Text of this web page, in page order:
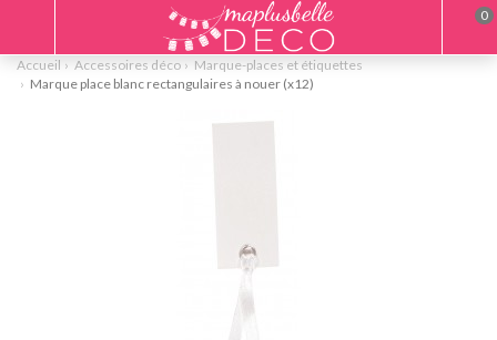
Accueil Accessoires déco
Marque-places et étiquettes
Marque place blanc rectangulaires à nouer (x12)
0